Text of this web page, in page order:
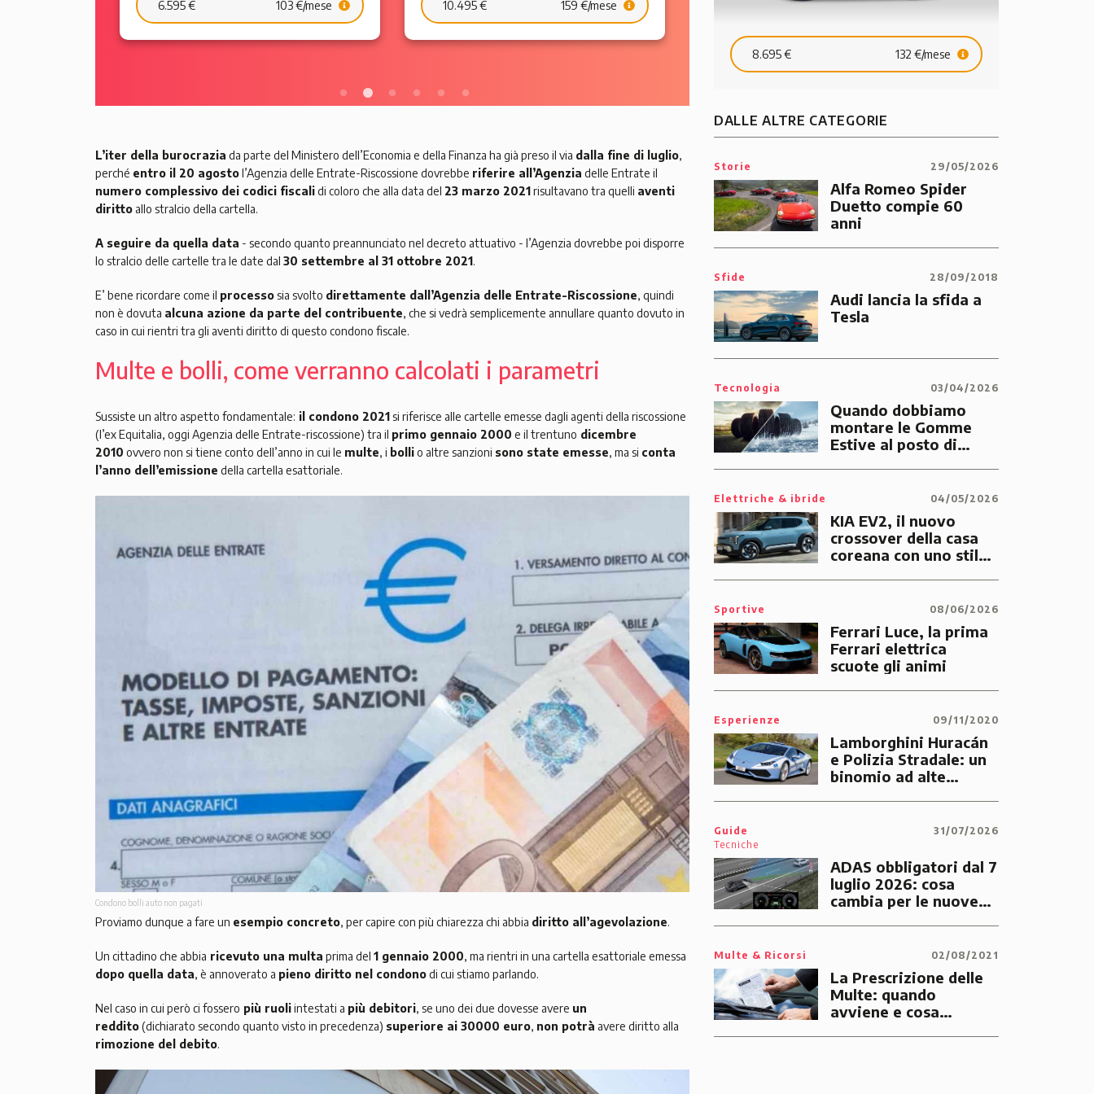
11.895 € 181 €/mese 24.490 € 357 €/mese 560 €/mese
L’iter della burocrazia da parte del Ministero dell’Economia e della Finanza ha già preso il via dalla fine di luglio,
perché entro il 20 agostol’Agenzia delle Entrate-Riscossione dovrebbe riferire all’Agenzia delle Entrate il
numero complessivo dei codici fiscalidi coloro che alla data del 23 marzo 2021risultavano tra quelli aventi
diritto allo stralcio della cartella.
A seguire da quella data - secondo quanto preannunciato nel decreto attuativo - l’Agenzia dovrebbe poi disporre
lo stralcio delle cartelle tra le date dal 30 settembre al 31 ottobre 2021.
E’ bene ricordare come il processosia svolto direttamente dall’Agenzia delle Entrate-Riscossione, quindi
non è dovuta alcuna azione da parte del contribuente, che si vedrà semplicemente annullare quanto dovuto in
caso in cui rientri tra gli aventi diritto di questo condono fiscale.
Multe e bolli, come verranno calcolati i parametri
Sussiste un altro aspetto fondamentale: il condono 2021si riferisce alle cartelle emesse dagli agenti della riscossione
(l’ex Equitalia, oggi Agenzia delle Entrate-riscossione) tra il primo gennaio 2000 e il trentuno dicembre
2010 ovvero non si tiene conto dell’anno in cui le multe, i bollio altre sanzioni sono state emesse, ma si conta
l’anno dell’emissione della cartella esattoriale.
Condono bolli auto non pagati
Proviamo dunque a fare un esempio concreto, per capire con più chiarezza chi abbia diritto all’agevolazione.
Un cittadino che abbia ricevuto una multa prima del 1 gennaio 2000, ma rientri in una cartella esattoriale emessa
dopo quella data, è annoverato a pieno diritto nel condonodi cui stiamo parlando.
Nel caso in cui però ci fossero più ruoliintestati a più debitori, se uno dei due dovesse avere un
reddito(dichiarato secondo quanto visto in precedenza) superiore ai 30000 euro, non potrà avere diritto alla
rimozione del debito.
8.695 € 132 €/mese
DALLE ALTRE CATEGORIE
Storie 29/05/2026
Alfa Romeo Spider
Duetto compie 60
anni
Sfide 28/09/2018
Audi lancia la sfida a
Tesla
Tecnologia 03/04/2026
Quando dobbiamo
montare le Gomme
Estive al posto di
Elettriche & ibride 04/05/2026
KIA EV2, il nuovo
crossover della casa
coreana con uno stile
Sportive 08/06/2026
Ferrari Luce, la prima
Ferrari elettrica
scuote gli animi
Esperienze 09/11/2020
Lamborghini Huracán
e Polizia Stradale: un
binomio ad alte
Guide
Tecniche
31/07/2026
ADAS obbligatori dal 7
luglio 2026: cosa
cambia per le nuove
Multe & Ricorsi 02/08/2021
La Prescrizione delle
Multe: quando
avviene e cosa